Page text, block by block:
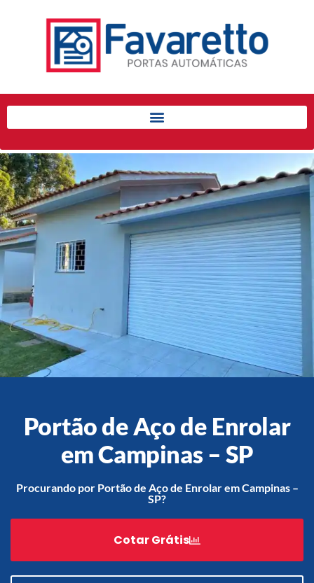
Início
Produtos
Porta de Enrolar Automática
Automatizadores
Acessórios Para Portas de
Enrolar
Pintura eletrostática
Portfólio
Contato
Acessórios
Enrolar em Teresópolis – RJ
Portão de Garagem de
Enrolar em São Pedro da
Aldeia – RJ
Portão de Aço de Enrolar
em Campinas – SP
Procurando por Portão de Aço de Enrolar em Campinas –
SP?
Cotar Grátis